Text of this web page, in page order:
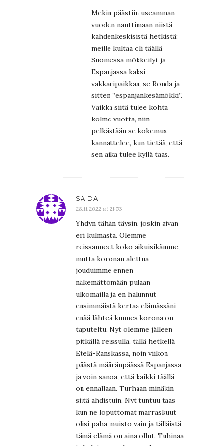
Mekin päästiin useamman
vuoden nauttimaan niistä
kahdenkeskisistä hetkistä:
meille kultaa oli täällä
Suomessa mökkeilyt ja
Espanjassa kaksi
vakkaripaikkaa, se Ronda ja
sitten ”espanjankesämökki”.
Vaikka siitä tulee kohta
kolme vuotta, niin
pelkästään se kokemus
kannattelee, kun tietää, että
sen aika tulee kyllä taas.
SAIDA
28.11.2022 at 21:53
Yhdyn tähän täysin, joskin aivan
eri kulmasta. Olemme
reissanneet koko aikuisikämme,
mutta koronan alettua
jouduimme ennen
näkemättömään pulaan
ulkomailla ja en halunnut
ensimmäistä kertaa elämässäni
enää lähteä kunnes korona on
taputeltu. Nyt olemme jälleen
pitkällä reissulla, tällä hetkellä
Etelä-Ranskassa, noin viikon
päästä määränpäässä Espanjassa
ja voin sanoa, että kaikki täällä
on ennallaan. Turhaan minäkin
siitä ahdistuin. Nyt tuntuu taas
kun ne loputtomat marraskuut
olisi paha muisto vain ja tälläistä
tämä elämä on aina ollut. Tuhinaa